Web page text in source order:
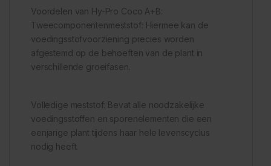
Voordelen van Hy-Pro Coco A+B:
Tweecomponentenmeststof: Hiermee kan de
voedingsstofvoorziening precies worden
afgestemd op de behoeften van de plant in
verschillende groeifasen.
Volledige meststof: Bevat alle noodzakelijke
voedingsstoffen en sporenelementen die een
eenjarige plant tijdens haar hele levenscyclus
nodig heeft.